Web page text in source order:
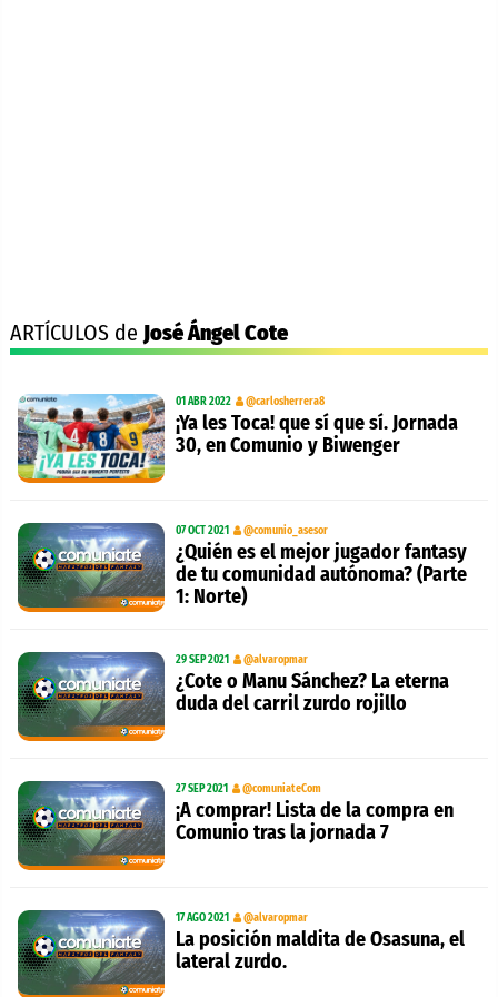
ARTÍCULOS de José Ángel Cote
01 ABR 2022 @carlosherrera8
¡Ya les Toca! que sí que sí. Jornada
30, en Comunio y Biwenger
07 OCT 2021 @comunio_asesor
¿Quién es el mejor jugador fantasy
de tu comunidad autónoma? (Parte
1: Norte)
29 SEP 2021 @alvaropmar
¿Cote o Manu Sánchez? La eterna
duda del carril zurdo rojillo
27 SEP 2021 @comuniateCom
¡A comprar! Lista de la compra en
Comunio tras la jornada 7
17 AGO 2021 @alvaropmar
La posición maldita de Osasuna, el
lateral zurdo.